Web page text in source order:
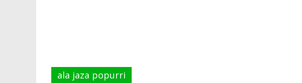
ala jaza popurri